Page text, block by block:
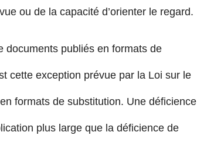
ou de la capacité d’orienter le regard.
documents publiés en formats de
cette exception prévue par la Loi sur le
formats de substitution. Une déficience
plus large que la déficience de